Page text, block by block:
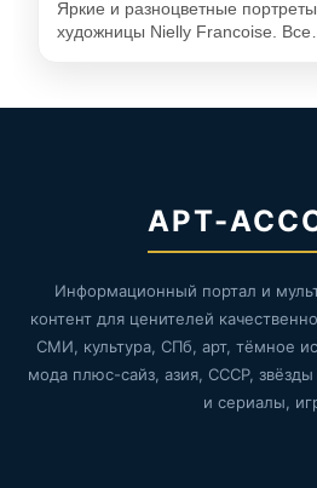
Яркие и разноцветные
художницы Nielly Francoise.
АРТ-
Информационный портал и
контент для ценителей
СМИ, культура, СПб, арт, тёмное
мода плюс-сайз, азия, СССР,
и сериалы,